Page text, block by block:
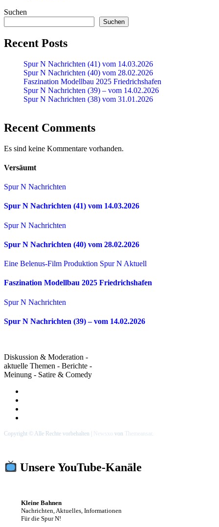
Suchen
Suchen
Recent Posts
Spur N Nachrichten (41) vom 14.03.2026
Spur N Nachrichten (40) vom 28.02.2026
Faszination Modellbau 2025 Friedrichshafen
Spur N Nachrichten (39) – vom 14.02.2026
Spur N Nachrichten (38) vom 31.01.2026
Recent Comments
Es sind keine Kommentare vorhanden.
Versäumt
Spur N Nachrichten
Spur N Nachrichten (41) vom 14.03.2026
Spur N Nachrichten
Spur N Nachrichten (40) vom 28.02.2026
Eine Belenus-Film Produktion Spur N Aktuell
Faszination Modellbau 2025 Friedrichshafen
Spur N Nachrichten
Spur N Nachrichten (39) – vom 14.02.2026
Diskussion & Moderation -
aktuelle Themen - Berichte -
Meinung - Satire & Comedy
Copyright © Alle Rechte vorbehalten Newsxo von Themeansar.
Unsere YouTube-Kanäle
Kleine Bahnen
Nachrichten, Aktuelles, Informationen
Für die Spur N!